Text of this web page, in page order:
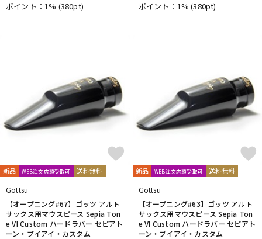
ポイント：1% (380pt) ポイント：1%(380pt)
新品 WEB注文店頭受取可 送料無料
Gottsu
【オープニング#67】ゴッツ アルト
サックス用マウスピース Sepia Ton
e VI Custom ハードラバー セピアト
ーン・ブイアイ・カスタム
新品 WEB注文店頭受取可 送料無料
Gottsu
【オープニング#63】ゴッツ アルト
サックス用マウスピース Sepia Ton
e VI Custom ハードラバー セピアト
ーン・ブイアイ・カスタム